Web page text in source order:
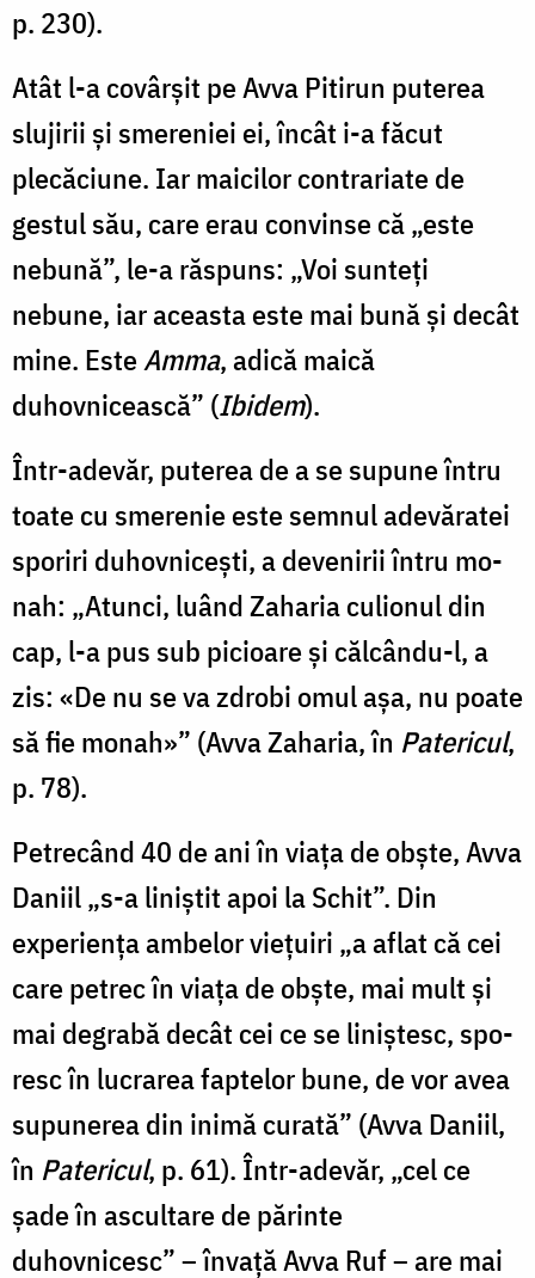
p. 230).
Atât l-a covârșit pe Avva Pitirun puterea
slujirii și smereniei ei, încât i-a făcut
plecăciune. Iar maicilor contrariate de
gestul său, care erau convinse că „este
nebună”, le-a răs­puns: „Voi sunteți
nebune, iar aceasta este mai bună și decât
mine. EsteAmma, adică maică
duhovnicească” (Ibidem).
Într-adevăr, puterea de a se supune întru
toate cu smerenie este semnul adevăratei
sporiri duhovnicești, a devenirii întru mo­
nah: „Atunci, luând Zaharia culionul din
cap, l-a pus sub picioare și călcându-l, a
zis: «De nu se va zdrobi omul așa, nu poate
să fie monah»” (Avva Zaharia, în Patericul,
p. 78).
Petrecând 40 de ani în viața de obște, Avva
Daniil „s-a liniștit apoi la Schit”. Din
experiența ambelor viețuiri „a aflat că cei
care petrec în viața de obște, mai mult și
mai degrabă decât cei ce se liniștesc, spo­
resc în lucrarea faptelor bune, de vor avea
supunerea din inimă curată” (Avva Daniil,
în Patericul, p. 61). Într-ade­văr, „cel ce
șade în ascultare de părinte
duhovnicesc” – învață Avva Ruf – are mai